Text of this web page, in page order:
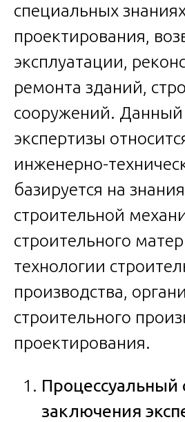
специальных
проектирования,
эксплуатации,
ремонта зданий,
сооружений.
экспертизы
инженерно-
базируется на
строительной
строительного
технологии
производства,
строительного
проектирования.
Процессуальный
заключения